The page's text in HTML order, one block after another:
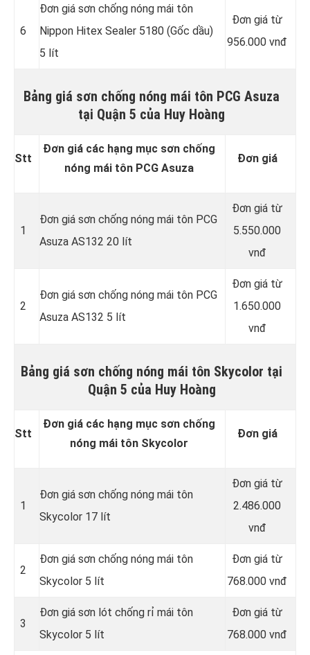
6
Đơn giá sơn chống nóng mái tôn
Nippon Hitex Sealer 5180 (Gốc dầu)
5 lít
Đơn giá từ
956.000 vnđ
Bảng giá sơn chống nóng mái tôn PCG Asuza
tại Quận 5 của Huy Hoàng
Stt
Đơn giá các hạng mục sơn chống
nóng mái tôn PCG Asuza
Đơn giá
1
Đơn giá sơn chống nóng mái tôn PCG
Asuza AS132 20 lít
Đơn giá từ
5.550.000
vnđ
2
Đơn giá sơn chống nóng mái tôn PCG
Asuza AS132 5 lít
Đơn giá từ
1.650.000
vnđ
Bảng giá sơn chống nóng mái tôn Skycolor tại
Quận 5 của Huy Hoàng
Stt
Đơn giá các hạng mục sơn chống
nóng mái tôn Skycolor
Đơn giá
1
Đơn giá sơn chống nóng mái tôn
Skycolor 17 lít
Đơn giá từ
2.486.000
vnđ
2
Đơn giá sơn chống nóng mái tôn
Skycolor 5 lít
Đơn giá từ
768.000 vnđ
3
Đơn giá sơn lót chống rỉ mái tôn
Skycolor 5 lít
Đơn giá từ
768.000 vnđ